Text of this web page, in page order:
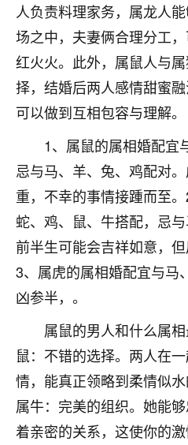
人负责料理家务，属龙人
场之中，夫妻俩合理分工
红火火。此外，属鼠人与
择，结婚后两人感情甜蜜
可以做到互相包容与理解。
1、属鼠的属相婚配宜
忌与马、羊、兔、鸡配对
重，不幸的事情接踵而至
蛇、鸡、鼠、牛搭配，忌
前半生可能会吉祥如意，
3、属虎的属相婚配宜与马
凶参半，。
属鼠的男人和什么属
鼠：不错的选择。两人在
情，能真正领略到柔情似
属牛：完美的组织。她能
着亲密的关系，这使你的
Jessica李
老师做不做超度法事？
刚去世了。
七零老顽童：我母亲
做梦梦见她，后来也
师，安排了超度法
了，一开始是半信
超度，现在看来，人
2天前 来自云南
优秀的张同学
老师收徒吗？？我对这